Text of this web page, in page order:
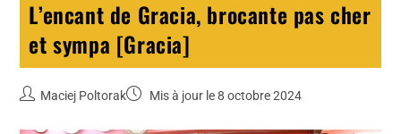
L’encant de Gracia, brocante pas cher
et sympa [Gracia]
Maciej Poltorak Mis à jour le 8 octobre 2024